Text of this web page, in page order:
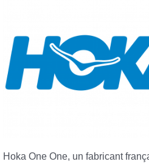
Hoka One One, un fabricant